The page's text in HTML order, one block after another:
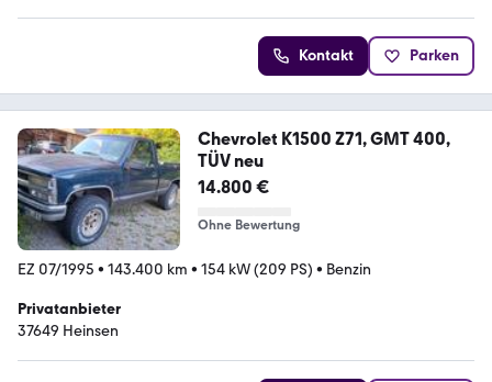
Kontakt Parken
Chevrolet K1500 Z71, GMT 400,
TÜV neu
14.800 €
Ohne Bewertung
EZ 07/1995 • 143.400 km • 154 kW (209 PS) • Benzin
Privatanbieter
37649 Heinsen